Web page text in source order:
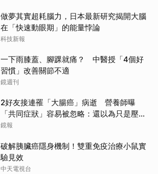
做夢其實超耗腦力，日本最新研究揭開大腦
在「快速動眼期」的能量悖論
科技新報
一下雨膝蓋、腳踝就痛？ 中醫授「4個好
習慣」改善關節不適
鏡週刊
2好友接連罹「大腸癌」病逝 營養師曝
「共同症狀」容易被忽略：還以為只是壓力
大
鏡報
破解胰臟癌隱身機制！雙重免疫治療小鼠實
驗見效
中天電視台